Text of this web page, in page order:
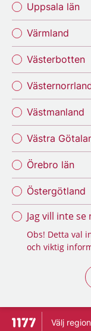
Uppsala län
Värmland
Västerbotten
Västmanland
Västra
Örebro län
Östergötland
Jag vill inte
Obs! Detta val
och viktig
Till startsidan för
Välj region